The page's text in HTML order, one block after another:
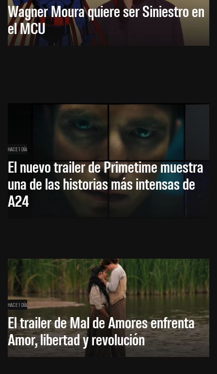
Wagner Moura quiere ser Siniestro en
el MCU
HACE 1 DÍA
El nuevo trailer de Primetime muestra
una de las historias más intensas de
A24
HACE 1 DÍA
El trailer de Mal de Amores enfrenta
Amor, libertad y revolución